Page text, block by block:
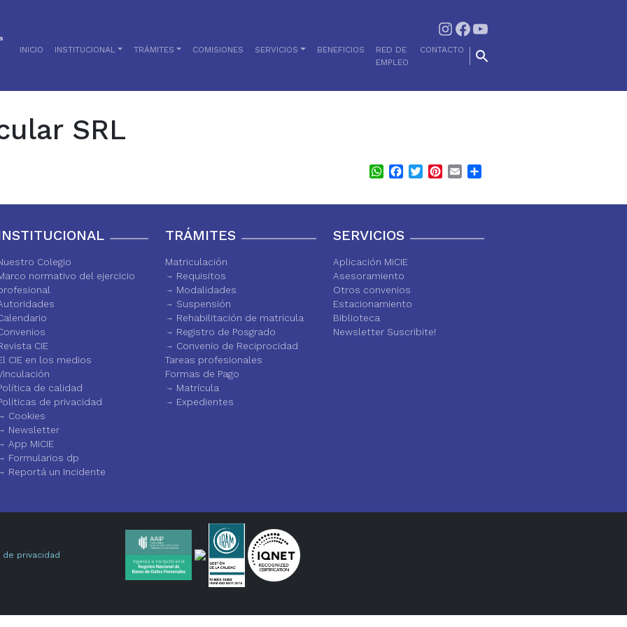
Instagram
Facebook
YouTube
INICIO INSTITUCIONAL TRÁMITES COMISIONES SERVICIOS BENEFICIOS
RED DE
EMPLEO
CONTACTO
SRL
WhatsApp
Facebook
TwitterPinterest
Email
Colegio
normativo del ejercicio
CIE
CIE en los medios
de calidad
de privacidad
Cookies
Newsletter
App MiCIE
Formularios dp
Reportá un Incidente
TRÁMITES
Matriculación
Requisitos
Modalidades
Suspensión
Rehabilitación de matrícula
Registro de Posgrado
Convenio de Reciprocidad
Tareas profesionales
Formas de Pago
Matrícula
Expedientes
SERVICIOS
Aplicación MiCIE
Asesoramiento
Otros convenios
Estacionamiento
Biblioteca
Newsletter Suscribite!
de privacidad